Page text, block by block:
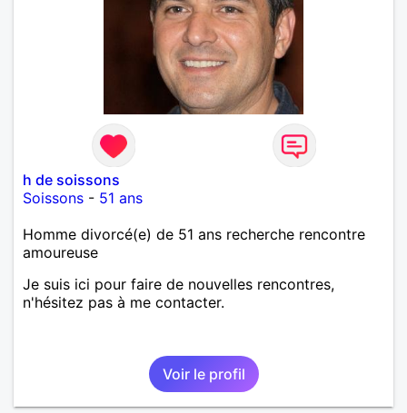
h de soissons
Soissons - 51 ans
Homme divorcé(e) de 51 ans recherche rencontre
amoureuse
Je suis ici pour faire de nouvelles rencontres,
n'hésitez pas à me contacter.
Voir le profil